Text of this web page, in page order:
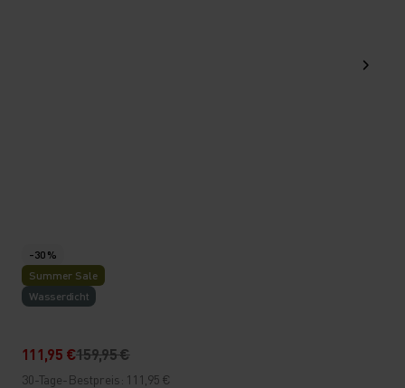
-30 %
Summer Sale
Wasserdicht
111,95 €159,95 €
30-Tage-Bestpreis: 111,95 €